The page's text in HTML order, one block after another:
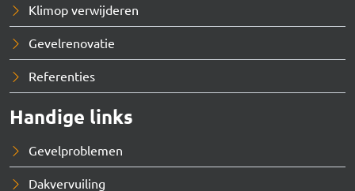
Klimop verwijderen
Gevelrenovatie
Referenties
Handige links
Gevelproblemen
Dakvervuiling